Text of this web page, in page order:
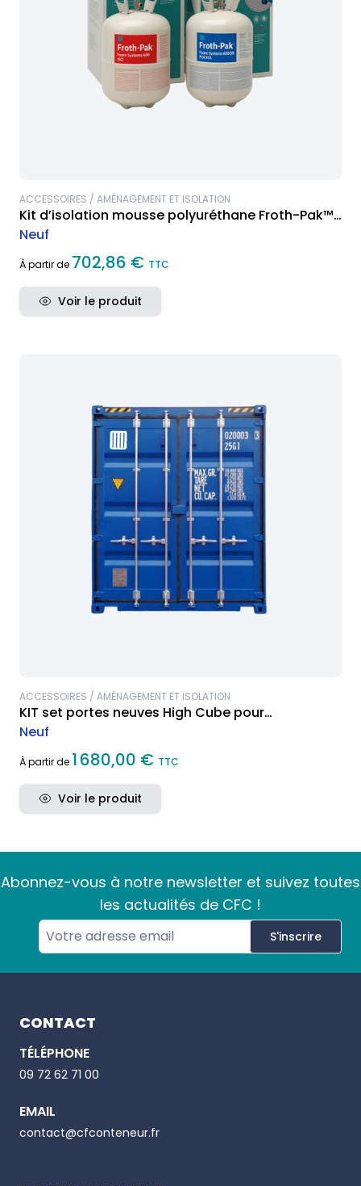
ACCESSOIRES / AMÉNAGEMENT ET ISOLATION
Kit d’isolation mousse polyuréthane Froth-Pak™
600
Neuf
À partir de 702,86 € TTC
Voir le produit
ACCESSOIRES / AMÉNAGEMENT ET ISOLATION
KIT set portes neuves High Cube pour
conteneurs maritimes
Neuf
À partir de 1 680,00 € TTC
Voir le produit
Abonnez-vous à notre newsletter et suivez toutes
les actualités de CFC !
S'inscrire
CONTACT
TÉLÉPHONE
Email
09 72 62 71 00
EMAIL
Phone number
contact@cfconteneur.fr